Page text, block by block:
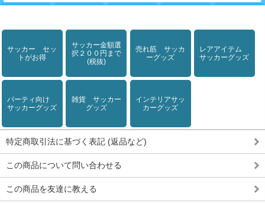
サッカー セッ
トがお得
サッカー金額選
択２００円まで
(税抜)
売れ筋 サッカ
ーグッズ
レアアイテム
サッカーグッズ
パーティ向け
サッカーグッズ
雑貨 サッカー
グッズ
インテリアサッ
カーグッズ
特定商取引法に基づく表記 (返品など)
この商品について問い合わせる
この商品を友達に教える